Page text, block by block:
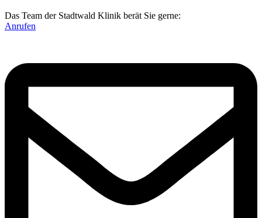
Das Team der Stadtwald Klinik berät Sie gerne:
Anrufen